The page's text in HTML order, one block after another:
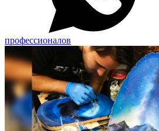
профессионалов